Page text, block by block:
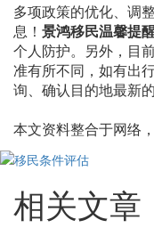
多项政策的优化、调
息！ 景鸿移民温馨提
个人防护。另外，目
准有所不同，如有出
询、确认目的地最新
本文资料整合于网络
相关文章